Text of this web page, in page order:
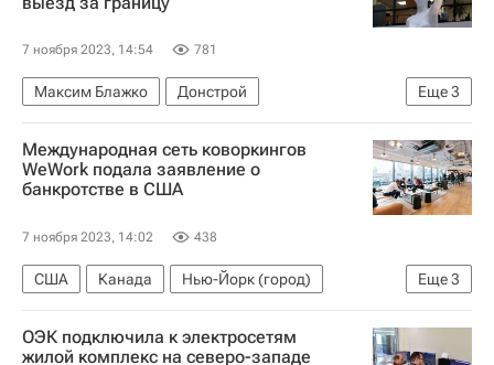
7 ноября 2023, 14:54 781
Еще3
Максим Блажко
Донстрой
Агентство по страхованию вкладов
Российский капитал
Москва
Международная сеть коворкингов
WeWork подала заявление о
банкротстве в США
7 ноября 2023, 14:02 438
Еще3
США Канада
Нью-Йорк (город)
WeWork
Коворкинги Банкротство
ОЭК подключила к электросетям
жилой комплекс на северо-западе